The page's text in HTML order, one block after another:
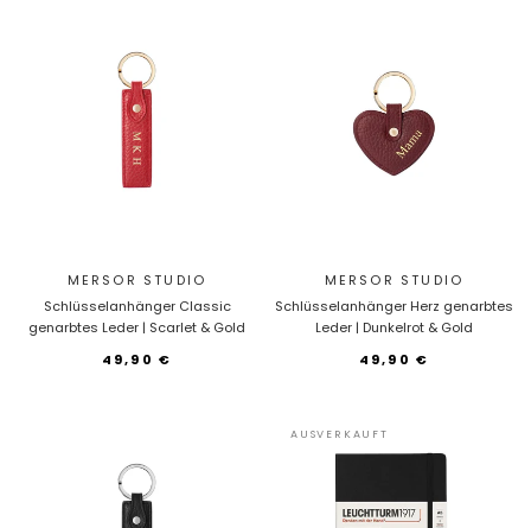
MERSOR STUDIO
Schlüsselanhänger Classic
genarbtes Leder | Scarlet & Gold
49,90 €
MERSOR STUDIO
Schlüsselanhänger Herz genarbtes
Leder | Dunkelrot & Gold
49,90 €
AUSVERKAUFT